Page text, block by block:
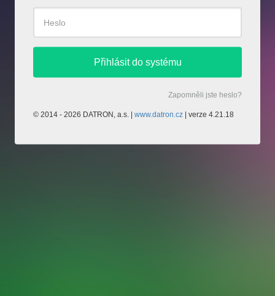
Zapomněli jste heslo?
© 2014 - 2026 DATRON, a.s. | www.datron.cz | verze 4.21.18